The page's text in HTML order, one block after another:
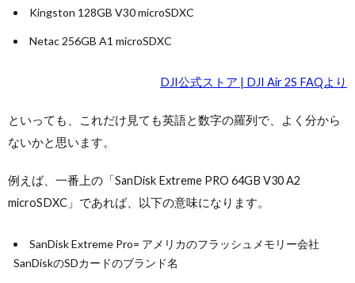
Kingston 128GB V30 microSDXC
Netac 256GB A1 microSDXC
DJI公式ストア | DJI Air 2S FAQより
といっても、これだけ見ても英語と数字の羅列で、よく分から
ないかと思います。
例えば、一番上の「SanDisk Extreme PRO 64GB V30 A2
microSDXC」であれば、以下の意味になります。
SanDisk Extreme Pro= アメリカのフラッシュメモリー会社
SanDiskのSDカードのブランド名